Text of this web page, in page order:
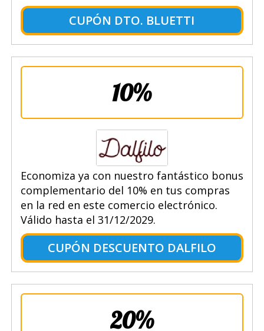
CUPÓN DTO. BLUETTI
10%
Economiza ya con nuestro fantástico bonus
complementario del 10% en tus compras
en la red en este comercio electrónico.
Válido hasta el 31/12/2029.
CUPÓN DESCUENTO DALFILO
20%